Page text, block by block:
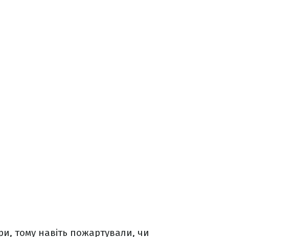
тому навіть пожартували, чи